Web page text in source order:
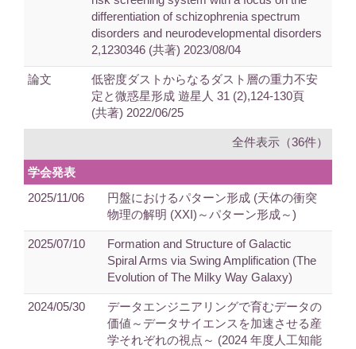
differentiation of schizophrenia spectrum
disorders and neurodevelopmental disorders
2,1230346 (共著) 2023/08/04
論文
低密度ダストからなるダスト層の重力不安
定と微惑星形成 遊星人 31 (2),124-130頁
(共著) 2022/06/25
全件表示（36件）
学会発表
2025/11/06
円盤におけるパターン形成 (天体の衝突
物理の解明 (XXI)～パターン形成～)
2025/07/10
Formation and Structure of Galactic
Spiral Arms via Swing Amplification (The
Evolution of The Milky Way Galaxy)
2024/05/30
データエンジニアリングで育むデータの
価値～データサイエンスを加速させる産
学それぞれの視点～ (2024 年度人工知能